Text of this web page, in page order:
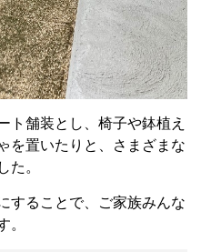
ト舗装とし、椅子や鉢植え
を置いたりと、さまざまな
た。
することで、ご家族みんな
。